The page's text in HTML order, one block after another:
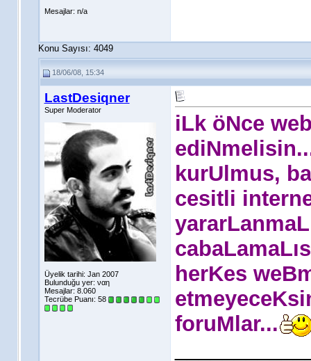
Mesajlar: n/a
Konu Sayısı: 4049
18/06/08, 15:34
LastDesiqner
Super Moderator
Üyelik tarihi: Jan 2007
Bulunduğu yer: ναη
Mesajlar: 8.060
Tecrübe Puanı: 58
iLk öNce
kurUlmus,
cesitli
herKes
foruMlar...